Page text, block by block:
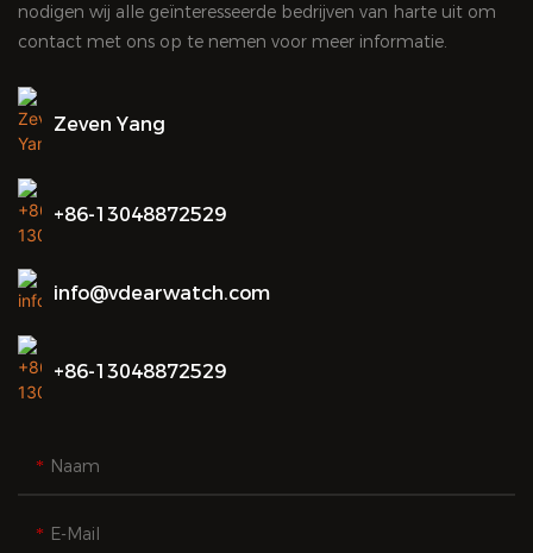
nodigen wij alle geïnteresseerde bedrijven van harte uit om
contact met ons op te nemen voor meer informatie.
Zeven Yang
+86-13048872529
info@vdearwatch.com
+86-13048872529
Naam
E-Mail